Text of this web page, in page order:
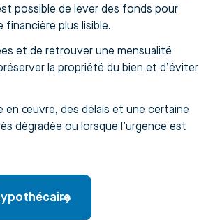
possible de lever des fonds pour
financière plus lisible.
et de retrouver une mensualité
la propriété du bien et d’éviter
en œuvre, des délais et une certaine
dégradée ou lorsque l’urgence est